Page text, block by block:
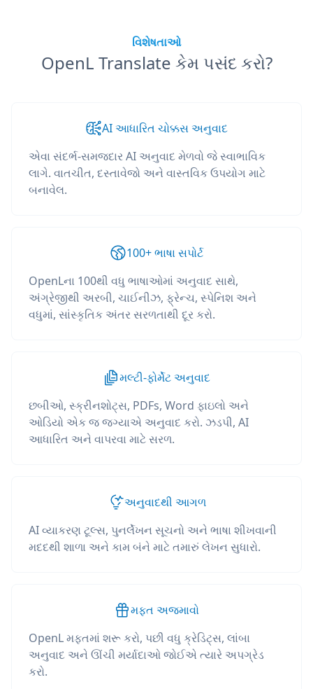
વિશેષતાઓ
OpenL Translate કેમ પસંદ કરો?
AI આધારિત ચોક્કસ અનુવાદ
એવા સંદર્ભ-સમજદાર AI અનુવાદ મેળવો જે સ્વાભાવિક
લાગે. વાતચીત, દસ્તાવેજો અને વાસ્તવિક ઉપયોગ માટે
બનાવેલ.
100+ ભાષા સપોર્ટ
OpenLના 100થી વધુ ભાષાઓમાં અનુવાદ સાથે,
અંગ્રેજીથી અરબી, ચાઈનીઝ, ફ્રેન્ચ, સ્પેનિશ અને
વધુમાં, સાંસ્કૃતિક અંતર સરળતાથી દૂર કરો.
મલ્ટી-ફોર્મેટ અનુવાદ
છબીઓ, સ્ક્રીનશોટ્સ, PDFs, Word ફાઇલો અને
ઓડિયો એક જ જગ્યાએ અનુવાદ કરો. ઝડપી, AI
આધારિત અને વાપરવા માટે સરળ.
અનુવાદથી આગળ
AI વ્યાકરણ ટૂલ્સ, પુનર્લેખન સૂચનો અને ભાષા શીખવાની
મદદથી શાળા અને કામ બંને માટે તમારું લેખન સુધારો.
મફત અજમાવો
OpenL મફતમાં શરૂ કરો, પછી વધુ ક્રેડિટ્સ, લાંબા
અનુવાદ અને ઊંચી મર્યાદાઓ જોઈએ ત્યારે અપગ્રેડ
કરો.